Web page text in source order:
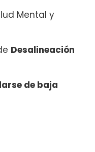
Mental y
Desalineación
de baja